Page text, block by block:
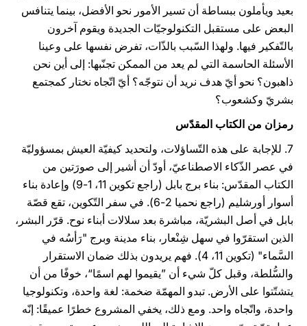
بعيد ويأملون ببساطة أن تسير الأمور نحو الأفضل، بينما يتنافس
البعض على مستقبل التكنولوجيّات الجديدة ويقوم آخرون
بالتّفكير فيها. ولهذا السّبب بالذّات، تفرض نفسها على وعينا
الأسئلة الحاسمة التي لم يعد من الممكن تجنّبها: إلى أين نحن
ذاهبون؟ نحو أيّ هدف نريد أن نتوجّه؟ أيّ اتّجاه نختار كمجتمع
بشريّ وكشعوب؟
رمزان من الكتاب المقدّس
7. للإجابة على هذه التّساؤلات، ولتحديد كيفيّة العيش بمسؤوليّة
في عصر الذّكاء الاصطناعيّ، أودّ أن أشير إلى صورَتين من
الكتاب المقدّس: بناء برج بابل (راجع تكوين 11، 1-9) وإعادة بناء
أسوار أورشليم (راجع نحميا 2-6). في سفر التّكوين، تقع قصّة
بابل في أصل البشريّة، مباشرة بعد سلالات أبناء نوح. قرّر البشر،
الذين استقرّوا في سهل شِنْعار، بناء مدينة وبرج "رَأسُه في
السَّماء" (تكوين 11، 4). فهم يريدون بذلك ضمان الاستقرار
والسُّلطة، وقبل كلّ شيء أن ”يقيموا لهم اسمًا“، خوفًا من أن
يتشتّتوا على الأرض. تبدو المهمّة ضخمة: لغة واحدة، وتكنولوجيا
واحدة، واتّجاه واحد. ومع ذلك، يخفي المشروع خطرًا عميقًا: إنّه